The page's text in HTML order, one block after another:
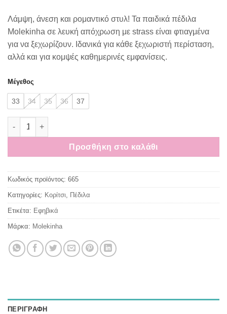
Λάμψη, άνεση και ρομαντικό στυλ! Τα παιδικά πέδιλα
Molekinha σε λευκή απόχρωση με strass είναι φτιαγμένα
για να ξεχωρίζουν. Ιδανικά για κάθε ξεχωριστή περίσταση,
αλλά και για κομψές καθημερινές εμφανίσεις.
Μέγεθος
33 34 35 36 37
Molekinha Παιδικά Πέδιλα με Σκρατς Λευκό Strass ποσότητα
Προσθήκη στο καλάθι
Κωδικός προϊόντος: 665
Κατηγορίες: Κορίτσι Πέδιλα
Ετικέτα: Εφηβικά
Μάρκα: Molekinha
ΠΕΡΙΓΡΑΦΉ